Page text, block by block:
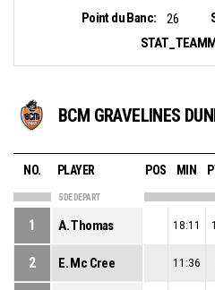
Point du Banc:
26
NO. PLAYER POS MIN
5 DE DEPART
1 A. Thomas 18:11
2 E. Mc Cree 11:36